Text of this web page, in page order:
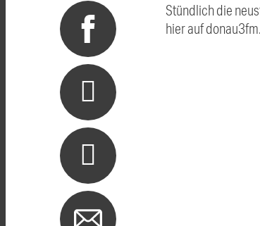
Stündlich die
hier auf